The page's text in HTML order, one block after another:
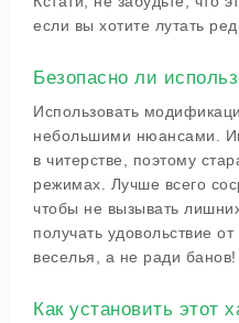
если вы хотите лутать
Безопасно ли
Использовать
небольшими нюансами.
в читерстве, поэтому
режимах. Лучше всего
чтобы не вызывать
получать удовольствие
веселья, а не ради банов!
Как установить этот